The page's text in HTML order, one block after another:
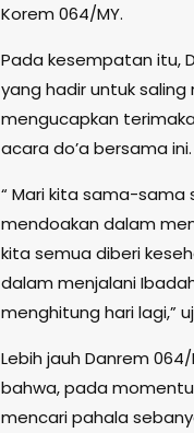
Korem 064/MY.
Pada kesempatan itu,
yang hadir untuk
mengucapkan
acara do’a bersama ini.
“ Mari kita sama-sama
mendoakan dalam
kita semua diberi
dalam menjalani
menghitung hari lagi,”
Lebih jauh Danrem
bahwa, pada
mencari pahala